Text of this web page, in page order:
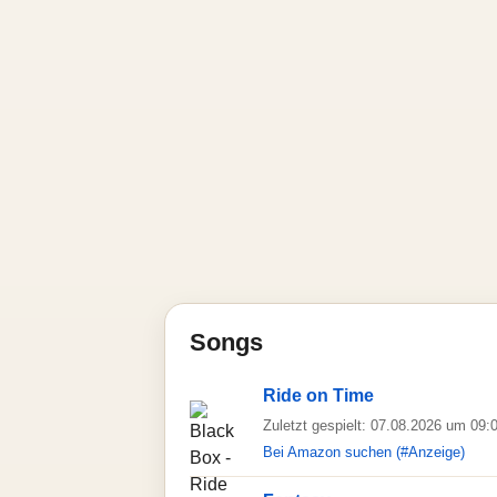
Songs
Ride on Time
Zuletzt gespielt: 07.08.2026 um
Bei Amazon suchen (#Anzeige)